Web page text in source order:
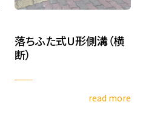
落ちふた式U形側溝（横
断）
read more